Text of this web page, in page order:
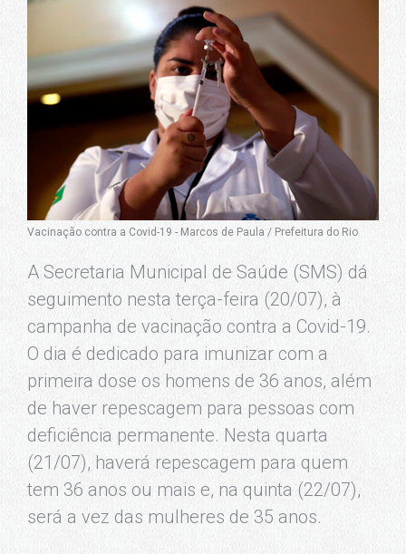
Vacinação contra a Covid-19 - Marcos de Paula / Prefeitura do Rio
A Secretaria Municipal de Saúde (SMS) dá
seguimento nesta terça-feira (20/07), à
campanha de vacinação contra a Covid-19.
O dia é dedicado para imunizar com a
primeira dose os homens de 36 anos, além
de haver repescagem para pessoas com
deficiência permanente. Nesta quarta
(21/07), haverá repescagem para quem
tem 36 anos ou mais e, na quinta (22/07),
será a vez das mulheres de 35 anos.